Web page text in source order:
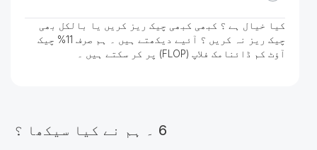
کیا خیال ہے ؟ کبھی کبھی چیک ریز کریں یا بالکل بھی
چیک ریز نہ کریں ؟ آئیے دیکھتے ہیں ۔ ہم صرف 11% چیک
آؤٹ کم ڈائنامک فلاپ (FLOP) پر کر سکتے ہیں ۔
6 ۔ ہم نے کیا سیکھا ؟